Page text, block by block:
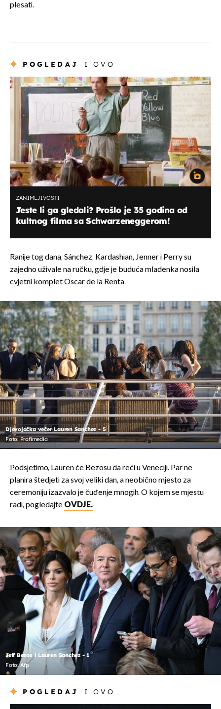
plesati.
POGLEDAJ I OVO
ZANIMLJIVOSTI
Jeste li ga gledali? Prošlo je 35 godina od
kultnog filma sa Schwarzeneggerom!
Ranije tog dana, Sánchez, Kardashian, Jenner i Perry su
zajedno uživale na ručku, gdje je buduća mladenka nosila
cvjetni komplet Oscar de la Renta.
Djevojačka večer Lauren Sanchez - 5
Foto: Profimedia
Podsjetimo, Lauren će Bezosu da reći u Veneciji. Par ne
planira štedjeti za svoj veliki dan, a neobično mjesto za
ceremoniju izazvalo je čuđenje mnogih. O kojem se mjestu
radi, pogledajte OVDJE.
Jeff Bezos i Lauren Sanchez - 1
Foto: Afp
POGLEDAJ I OVO